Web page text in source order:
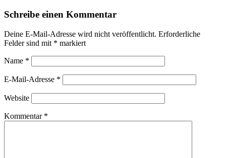
Schreibe einen Kommentar
Deine E-Mail-Adresse wird nicht veröffentlicht. Erforderliche
Felder sind mit * markiert
Name *
E-Mail-Adresse *
Website
Kommentar *